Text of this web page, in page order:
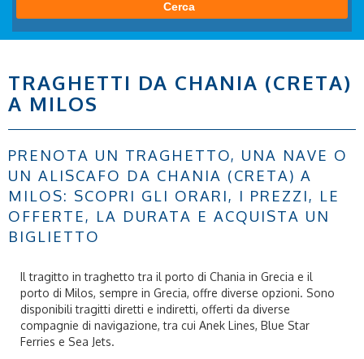
TRAGHETTI DA CHANIA (CRETA)
A MILOS
PRENOTA UN TRAGHETTO, UNA NAVE O
UN ALISCAFO DA CHANIA (CRETA) A
MILOS: SCOPRI GLI ORARI, I PREZZI, LE
OFFERTE, LA DURATA E ACQUISTA UN
BIGLIETTO
Il tragitto in traghetto tra il porto di Chania in Grecia e il
porto di Milos, sempre in Grecia, offre diverse opzioni. Sono
disponibili tragitti diretti e indiretti, offerti da diverse
compagnie di navigazione, tra cui Anek Lines, Blue Star
Ferries e Sea Jets.